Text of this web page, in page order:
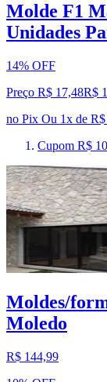
Molde F1
Unidades
14% OFF
Preço R$ 17,48R$
no Pix Ou 1x de
Cupom R$
Moldes/
Moledo
R$ 144,99